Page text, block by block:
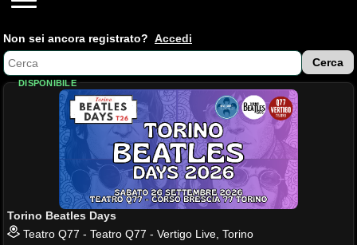
Non sei ancora registrato? Accedi
Torino Beatles Days
Teatro Q77 - Teatro Q77 - Vertigo Live, Torino
DISPONIBILE